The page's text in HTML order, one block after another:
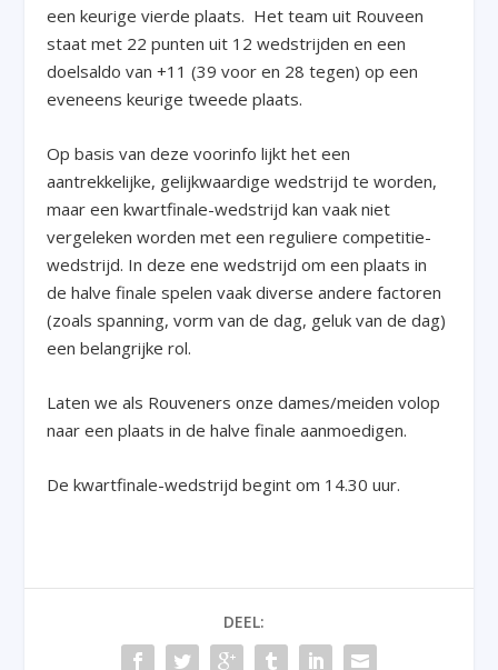
een keurige vierde plaats. Het team uit Rouveen
staat met 22 punten uit 12 wedstrijden en een
doelsaldo van +11 (39 voor en 28 tegen) op een
eveneens keurige tweede plaats.
Op basis van deze voorinfo lijkt het een
aantrekkelijke, gelijkwaardige wedstrijd te worden,
maar een kwartfinale-wedstrijd kan vaak niet
vergeleken worden met een reguliere competitie-
wedstrijd. In deze ene wedstrijd om een plaats in
de halve finale spelen vaak diverse andere factoren
(zoals spanning, vorm van de dag, geluk van de dag)
een belangrijke rol.
Laten we als Rouveners onze dames/meiden volop
naar een plaats in de halve finale aanmoedigen.
De kwartfinale-wedstrijd begint om 14.30 uur.
DEEL: